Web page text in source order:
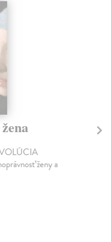
ženy a